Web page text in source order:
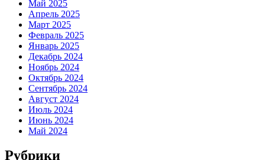
Май 2025
Апрель 2025
Март 2025
Февраль 2025
Январь 2025
Декабрь 2024
Ноябрь 2024
Октябрь 2024
Сентябрь 2024
Август 2024
Июль 2024
Июнь 2024
Май 2024
Рубрики